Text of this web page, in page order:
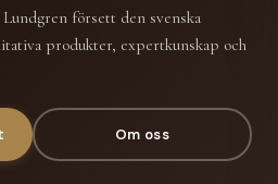
försett den svenska
produkter, expertkunskap och
Om oss